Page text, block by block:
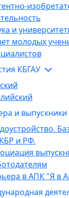
и
молодых
КБГАУ
и выпускники
и РФ.
в АПК "Я в